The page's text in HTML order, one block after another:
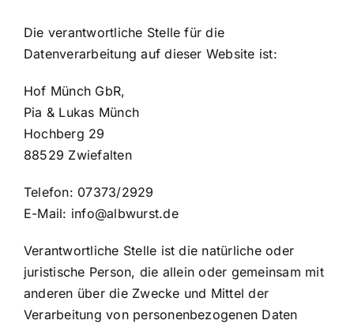
Die verantwortliche Stelle für die
Datenverarbeitung auf dieser Website ist:
Hof Münch GbR,
Pia & Lukas Münch
Hochberg 29
88529 Zwiefalten
Telefon: 07373/2929
E-Mail: info@albwurst.de
Verantwortliche Stelle ist die natürliche oder
juristische Person, die allein oder gemeinsam mit
anderen über die Zwecke und Mittel der
Verarbeitung von personenbezogenen Daten